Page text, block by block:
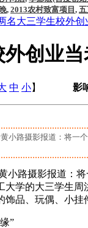
, 2013农村致富项目 ,
名大三学生校外创
创业当
中 小】 影
路摄影报道：将一个
路摄影报道：将
大学的大三学生
品、玩偶、小挂
”